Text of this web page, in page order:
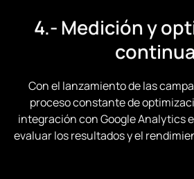
4.- Medición y
continua
Con el lanzamiento de las
proceso constante de
integración con Google Analytics
evaluar los resultados y el